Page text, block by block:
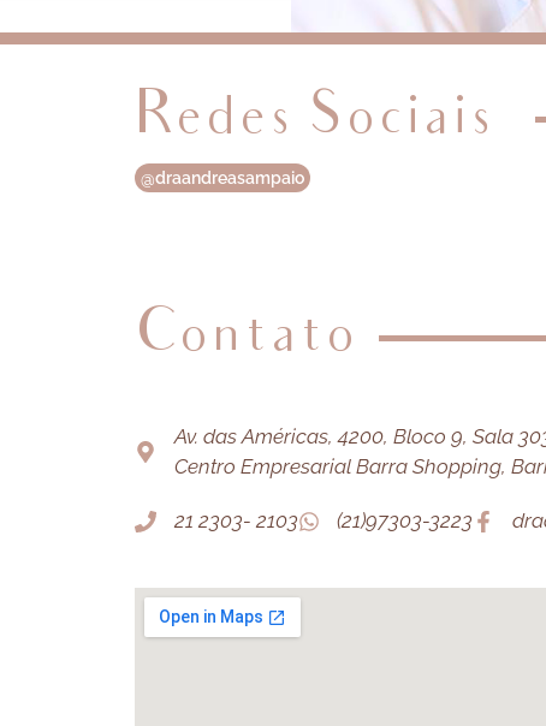
Redes Sociais
@draandreasampaio
Contato
Av. das Américas, 4200, Bloco 9, Sala
Centro Empresarial Barra Shopping,
21 2303- 2103 (21)97303-3223